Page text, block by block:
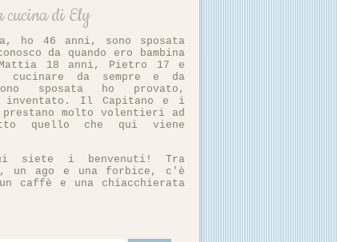
cucina di Ely
ho 46 anni, sono sposata
da quando ero bambina
18 anni, Pietro 17 e
cucinare da sempre e da
sposata ho provato,
inventato. Il Capitano e i
molto volentieri ad
quello che qui viene
siete i benvenuti! Tra
ago e una forbice, c'è
caffè e una chiacchierata